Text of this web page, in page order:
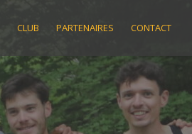
CLUB PARTENAIRES CONTACT